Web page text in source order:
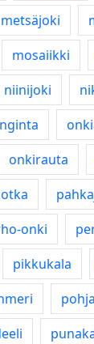
metsäjoki
mosaiikki
niinijoki
onkirauta
onki
pikkukala